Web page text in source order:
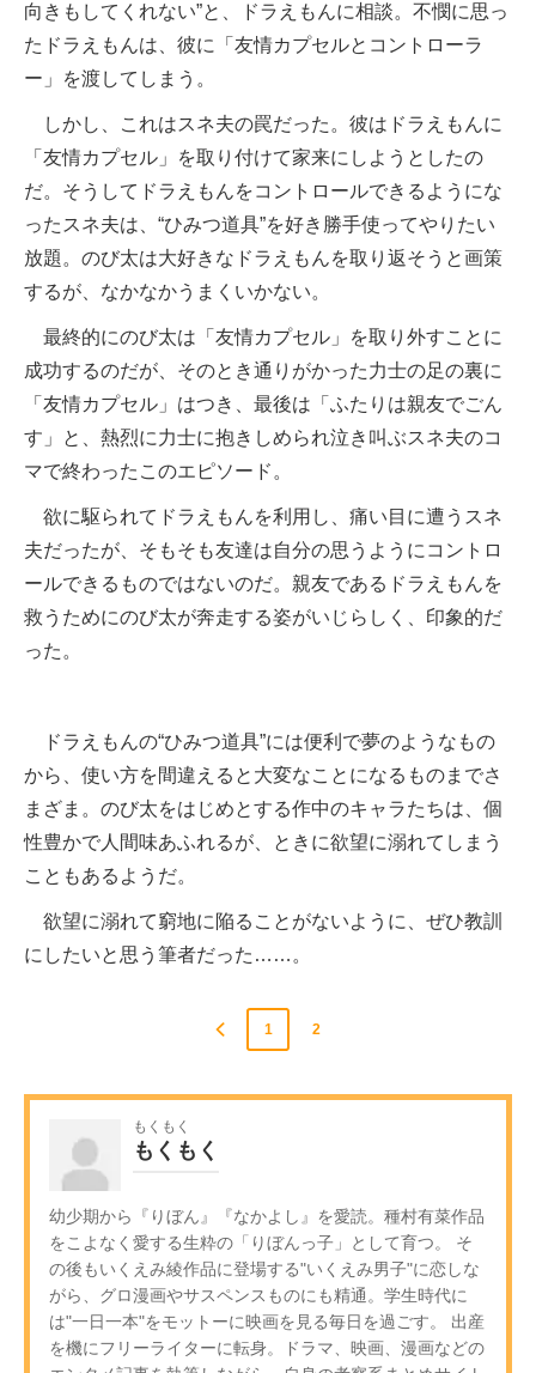
向きもしてくれない”と、ドラえもんに相談。不憫に思っ
たドラえもんは、彼に「友情カプセルとコントローラ
ー」を渡してしまう。
しかし、これはスネ夫の罠だった。彼はドラえもんに
「友情カプセル」を取り付けて家来にしようとしたの
だ。そうしてドラえもんをコントロールできるようにな
ったスネ夫は、“ひみつ道具”を好き勝手使ってやりたい
放題。のび太は大好きなドラえもんを取り返そうと画策
するが、なかなかうまくいかない。
最終的にのび太は「友情カプセル」を取り外すことに
成功するのだが、そのとき通りがかった力士の足の裏に
「友情カプセル」はつき、最後は「ふたりは親友でごん
す」と、熱烈に力士に抱きしめられ泣き叫ぶスネ夫のコ
マで終わったこのエピソード。
欲に駆られてドラえもんを利用し、痛い目に遭うスネ
夫だったが、そもそも友達は自分の思うようにコントロ
ールできるものではないのだ。親友であるドラえもんを
救うためにのび太が奔走する姿がいじらしく、印象的だ
った。
ドラえもんの“ひみつ道具”には便利で夢のようなもの
から、使い方を間違えると大変なことになるものまでさ
まざま。のび太をはじめとする作中のキャラたちは、個
性豊かで人間味あふれるが、ときに欲望に溺れてしまう
こともあるようだ。
欲望に溺れて窮地に陥ることがないように、ぜひ教訓
にしたいと思う筆者だった……。
1 2
もくもく
もくもく
幼少期から『りぼん』『なかよし』を愛読。種村有菜作品
をこよなく愛する生粋の「りぼんっ子」として育つ。 そ
の後もいくえみ綾作品に登場する"いくえみ男子"に恋しな
がら、グロ漫画やサスペンスものにも精通。学生時代に
は"一日一本"をモットーに映画を見る毎日を過ごす。 出産
を機にフリーライターに転身。ドラマ、映画、漫画などの